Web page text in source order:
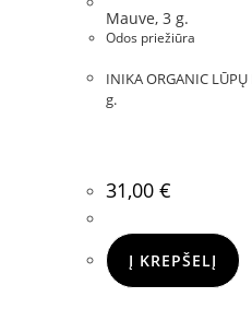
Odos priežiūra
INIKA ORGANIC
g.
31,00 €
Į KREPŠELĮ